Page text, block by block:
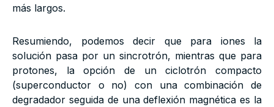
más largos.
Resumiendo, podemos decir que para iones la
solución pasa por un sincrotrón, mientras que para
protones, la opción de un ciclotrón compacto
(superconductor o no) con una combinación de
degradador seguida de una deflexión magnética es la